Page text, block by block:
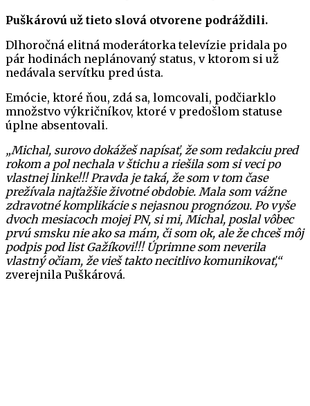
Puškárovú už tieto slová otvorene podráždili.
Dlhoročná elitná moderátorka televízie pridala po
pár hodinách neplánovaný status, v ktorom si už
nedávala servítku pred ústa.
Emócie, ktoré ňou, zdá sa, lomcovali, podčiarklo
množstvo výkričníkov, ktoré v predošlom statuse
úplne absentovali.
„Michal, surovo dokážeš napísať, že som redakciu pred
rokom a pol nechala v štichu a riešila som si veci po
vlastnej linke!!! Pravda je taká, že som v tom čase
prežívala najťažšie životné obdobie. Mala som vážne
zdravotné komplikácie s nejasnou prognózou. Po vyše
dvoch mesiacoch mojej PN, si mi, Michal, poslal vôbec
prvú smsku nie ako sa mám, či som ok, ale že chceš môj
podpis pod list Gažíkovi!!! Úprimne som neverila
vlastný očiam, že vieš takto necitlivo komunikovať,“
zverejnila Puškárová.